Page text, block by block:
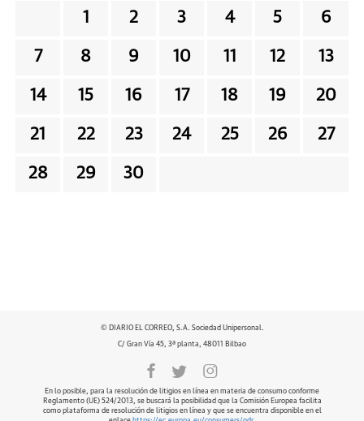
1 2 3 4 5 6
7 8 9 10 11 12 13
14 15 16 17 18 19 20
21 22 23 24 25 26 27
28 29 30
© DIARIO EL CORREO, S.A. Sociedad Unipersonal.
C/ Gran Vía 45, 3ª planta, 48011 Bilbao
En lo posible, para la resolución de litigios en línea en materia de consumo conforme
Reglamento (UE) 524/2013, se buscará la posibilidad que la Comisión Europea facilita
como plataforma de resolución de litigios en línea y que se encuentra disponible en el